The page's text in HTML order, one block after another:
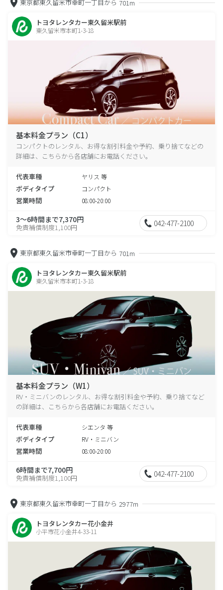
東京都東久留米市幸町一丁目から 701m
トヨタレンタカー東久留米駅前
東久留米市本町1-3-18
基本料金プラン（C1）
コンパクトのレンタル、お得な割引料金や予約、乗り捨てなどの
詳細は、こちらから各店舗にお電話ください。
代表車種 ヤリス 等
ボディタイプ コンパクト
営業時間 08:00-20:00
3～6時間まで7,370円
免責補償制度1,100円 042-477-2100
東京都東久留米市幸町一丁目から 701m
トヨタレンタカー東久留米駅前
東久留米市本町1-3-18
基本料金プラン（W1）
RV・ミニバンのレンタル、お得な割引料金や予約、乗り捨てなど
の詳細は、こちらから各店舗にお電話ください。
代表車種 シエンタ 等
ボディタイプ RV・ミニバン
営業時間 08:00-20:00
6時間まで7,700円
免責補償制度1,100円 042-477-2100
東京都東久留米市幸町一丁目から 2977m
トヨタレンタカー花小金井
小平市花小金井4-33-11